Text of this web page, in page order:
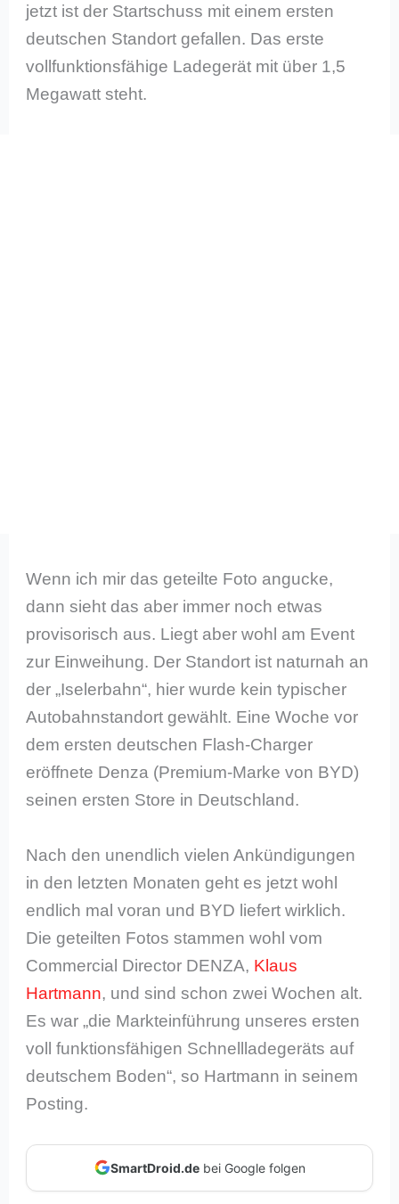
jetzt ist der Startschuss mit einem ersten
deutschen Standort gefallen. Das erste
vollfunktionsfähige Ladegerät mit über 1,5
Megawatt steht.
Wenn ich mir das geteilte Foto angucke,
dann sieht das aber immer noch etwas
provisorisch aus. Liegt aber wohl am Event
zur Einweihung. Der Standort ist naturnah an
der „Iselerbahn“, hier wurde kein typischer
Autobahnstandort gewählt. Eine Woche vor
dem ersten deutschen Flash-Charger
eröffnete Denza (Premium-Marke von BYD)
seinen ersten Store in Deutschland.
Nach den unendlich vielen Ankündigungen
in den letzten Monaten geht es jetzt wohl
endlich mal voran und BYD liefert wirklich.
Die geteilten Fotos stammen wohl vom
Commercial Director DENZA, Klaus
Hartmann, und sind schon zwei Wochen alt.
Es war „die Markteinführung unseres ersten
voll funktionsfähigen Schnellladegeräts auf
deutschem Boden“, so Hartmann in seinem
Posting.
SmartDroid.debei Google folgen